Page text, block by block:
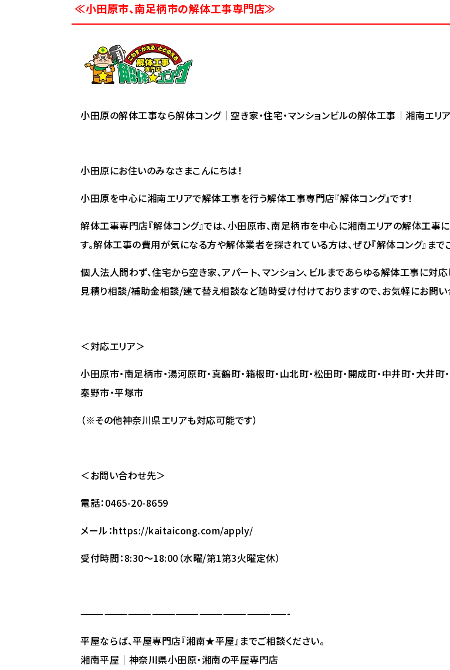
≪小田原市、南足柄市の解体工事専門店≫
小田原の解体工事なら解体コング｜空き家・住宅・マンションビルの解体工事｜湘南エリ
小田原にお住いのみなさまこんにちは！
小田原を中心に湘南エリアで解体工事を行う解体工事専門店『解体コング』です！
解体工事専門店『解体コング』では、小田原市、南足柄市を中心に湘南エリアの解体工事
す。解体工事の費用が気になる方や解体業者を探されている方は、ぜひ『解体コング』まで
個人法人問わず、住宅から空き家、アパート、マンション、ビルまであらゆる解体工事に対応
見積り相談/補助金相談/建て替え相談など随時受け付けておりますので、お気軽にお問い
＜対応エリア＞
小田原市・南足柄市・湯河原町・真鶴町・箱根町・山北町・松田町・開成町・中井町・大井町
秦野市・平塚市
（※その他神奈川県エリアも対応可能です）
＜お問い合わせ先＞
電話：0465-20-8659
メール：https://kaitaicong.com/apply/
受付時間：8:30～18:00（水曜/第1第3火曜定休）
——————————————————————————-
平屋ならば、平屋専門店『湘南★平屋』までご相談ください。
湘南平屋｜神奈川県小田原・湘南の平屋専門店